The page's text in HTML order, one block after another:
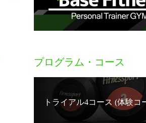
プログラム・コース
トライアル4コース (体験コ